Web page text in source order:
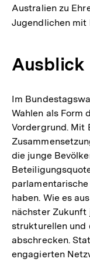
Australien zu
Jugendlichen mit
Ausblick
Im
Wahlen als Form
Vordergrund. Mit
die junge
haben. Wie es
nächster Zukunft
strukturellen und
abschrecken.
engagierten